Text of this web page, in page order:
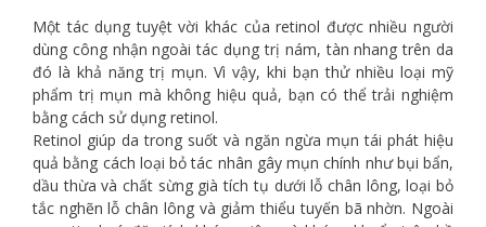
Một tác dụng tuyệt vời khác của retinol được nhiều người
dùng công nhận ngoài tác dụng trị nám, tàn nhang trên da
đó là khả năng trị mụn. Vì vậy, khi bạn thử nhiều loại mỹ
phẩm trị mụn mà không hiệu quả, bạn có thể trải nghiệm
bằng cách sử dụng retinol.
Retinol giúp da trong suốt và ngăn ngừa mụn tái phát hiệu
quả bằng cách loại bỏ tác nhân gây mụn chính như bụi bẩn,
dầu thừa và chất sừng già tích tụ dưới lỗ chân lông, loại bỏ
tắc nghẽn lỗ chân lông và giảm thiểu tuyến bã nhờn. Ngoài